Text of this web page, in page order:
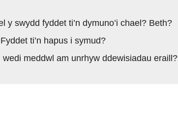
swydd fyddet ti’n dymuno’i chael? Beth?
ti’n hapus i symud?
meddwl am unrhyw ddewisiadau eraill?